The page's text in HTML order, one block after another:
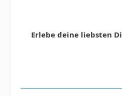
Erlebe deine liebsten